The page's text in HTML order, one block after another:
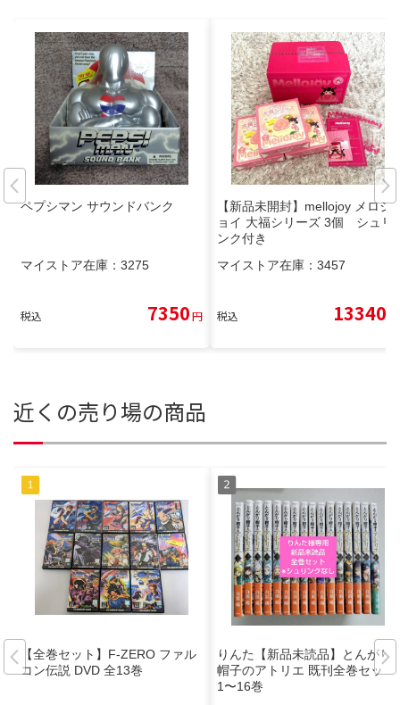
ペプシマン サウンドバンク
マイストア在庫： 3275
税込 7350円
【新品未開封】mellojoy メロジ
ョイ 大福シリーズ 3個 シュリ
ンク付き
マイストア在庫： 3457
税込 13340
近くの売り場の商品
【全巻セット】F-ZERO ファル
コン伝説 DVD 全13巻
りんた【新品未読品】とんがり
帽子のアトリエ 既刊全巻セット
1〜16巻